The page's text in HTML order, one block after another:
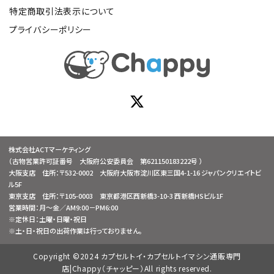
特定商取引法表示について
プライバシーポリシー
株式会社ACTマーケティング
（古物営業許可証番号 大阪府公安委員会 第621150183222号 ）
大阪支店 住所：〒532-0002 大阪府大阪市淀川区東三国4-1-16 ジャパンクリエイトビ
ル5F
東京支店 住所：〒105-0003 東京都港区西新橋3-10-3 西新橋HSビル1F
営業時間：月～金／AM9:00－PM6:00
※定休日：土曜・日曜・祝日
※土・日・祝日の出荷作業は行っておりません。
Copyright ©2024 カプセルトイ・カプセルトイマシン通販専門
店|Chappy（チャッピー）All rights reserved.